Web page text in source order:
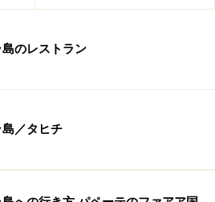
です。最新の内容をご確認くださ
報の入手に努め、「
など、安全確保に十分注意を払ってく
のレストラン
／タヒチ